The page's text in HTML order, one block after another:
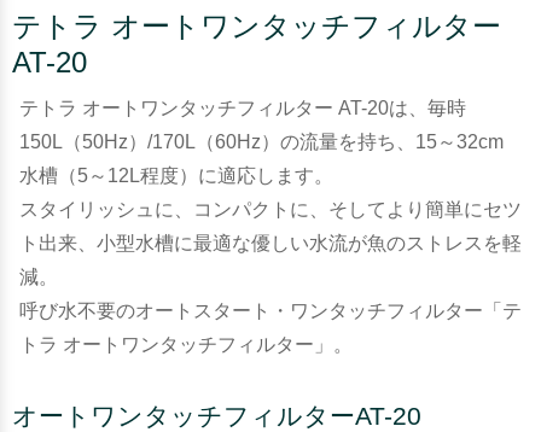
テトラ オートワンタッチフィルター
AT-20
テトラ オートワンタッチフィルター AT-20は、毎時
150L（50Hz）/170L（60Hz）の流量を持ち、15～32cm
水槽（5～12L程度）に適応します。
スタイリッシュに、コンパクトに、そしてより簡単にセツ
ト出来、小型水槽に最適な優しい水流が魚のストレスを軽
減。
呼び水不要のオートスタート・ワンタッチフィルター「テ
トラ オートワンタッチフィルター」。
オートワンタッチフィルターAT-20